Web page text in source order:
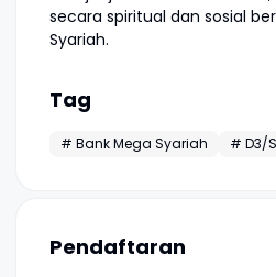
secara spiritual dan sosial
Syariah.
Tag
# Bank Mega Syariah # D3/
Pendaftaran